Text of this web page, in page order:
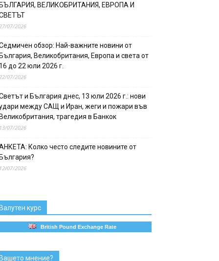
ВЕЛИКОБРИТАНИЯ, ЕВРОПА И
07/2026
обзор: Най-важните новини от
Великобритания, Европа и света от
до 22 юли 2026 г.
07/2026
и България днес, 13 юли 2026 г.: нови
между САЩ и Иран, жеги и пожари във
трагедия в Банкок
07/2026
Колко често следите новините от
07/2026
курс
British Pound Exchange Rate
мнение?